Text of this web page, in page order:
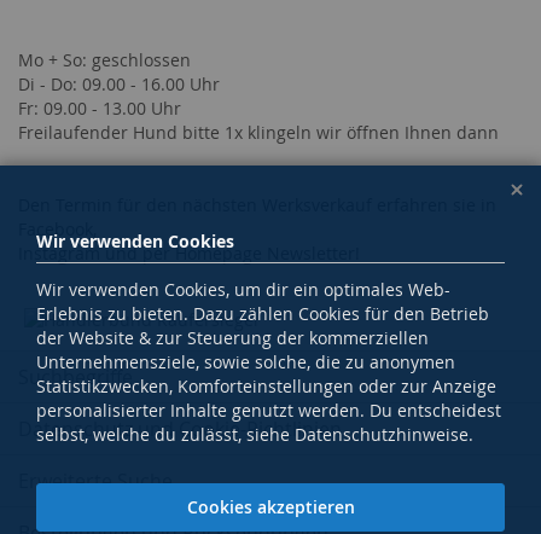
Mo + So: geschlossen
Di - Do: 09.00 - 16.00 Uhr
Fr: 09.00 - 13.00 Uhr
Freilaufender Hund bitte 1x klingeln wir öffnen Ihnen dann
Facebook,
Instagram und per Homepage Newsletter!
Suchbegriffe
Datenschutz und Cookie-Richtlinien
Erweiterte Suche
Wir verwenden Cookies
Wir verwenden Cookies, um dir ein optimales Web-
Erlebnis zu bieten. Dazu zählen Cookies für den Betrieb
der Website & zur Steuerung der kommerziellen
Unternehmensziele, sowie solche, die zu anonymen
Statistikzwecken, Komforteinstellungen oder zur Anzeige
personalisierter Inhalte genutzt werden. Du entscheidest
selbst, welche du zulässt, siehe Datenschutzhinweise.
Cookies akzeptieren